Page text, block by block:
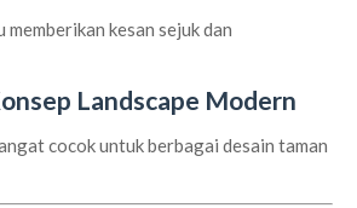
memberikan kesan sejuk dan
Landscape Modern
cocok untuk berbagai desain taman